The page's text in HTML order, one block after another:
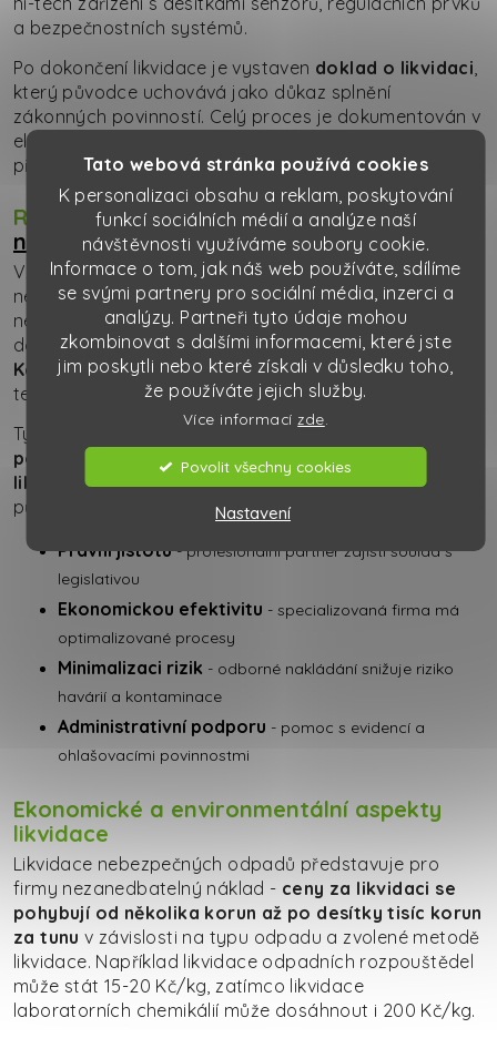
Tato webová stránka používá cookies
K personalizaci obsahu a reklam, poskytování
funkcí sociálních médií a analýze naší
návštěvnosti využíváme soubory cookie.
Informace o tom, jak náš web používáte, sdílíme
se svými partnery pro sociální média, inzerci a
analýzy. Partneři tyto údaje mohou
zkombinovat s dalšími informacemi, které jste
jim poskytli nebo které získali v důsledku toho,
že používáte jejich služby.
Více informací zde
Povolit všechny cookies
Nastavení
a bezpečnostních systémů.
Po dokončení likvidace je vystaven doklad o likvidaci,
který původce uchovává jako důkaz splnění
zákonných povinností. Celý proces je dokumentován v
elektronických systémech a pravidelně reportován
příslušným úřadům.
Role odborných firem vlikvidaci
nebezpečných odpadů
Vzhledem ke složitosti celého procesu je prakticky
nemožné, aby si běžná firma zajišťovala likvidaci
nebezpečných odpadů vlastními silami. Proto vstupují
do hryspecializované odborné společnosti jako
Kaiser servis spol. s r.o., které disponují potřebnými
technologiemi, povoleními a know-how.
Tyto společnosti nabízejí
komplexní služby od
poradenství, přes přepravu až po samotnou
likvidaci. Spolupráce s takovým partnerem přináší
původci odpadu několik výhod:
Právní jistotu- profesionální partner zajistí soulad s
legislativou
Ekonomickou efektivitu - specializovaná firma má
optimalizované procesy
Minimalizaci rizik - odborné nakládání snižuje riziko
havárií a kontaminace
Administrativní podporu - pomoc s evidencí a
ohlašovacími povinnostmi
Ekonomické a environmentální aspekty
likvidace
Likvidace nebezpečných odpadů představuje pro
firmy nezanedbatelný náklad - ceny za likvidaci se
pohybují od několika korun až po desítky tisíc korun
za tunu v závislosti na typu odpadu a zvolené metodě
likvidace. Například likvidace odpadních rozpouštědel
může stát 15-20 Kč/kg, zatímco likvidace
laboratorních chemikálií může dosáhnout i 200 Kč/kg.